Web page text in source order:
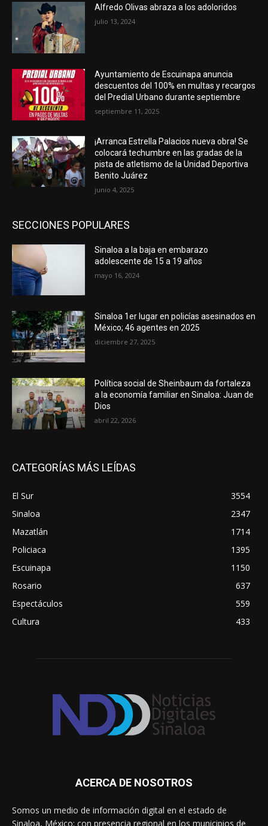
Alfredo Olivas abraza a los adoloridos
julio 13, 2024
Ayuntamiento de Escuinapa anuncia
descuentos del 100% en multas y recargos
del Predial Urbano durante septiembre
septiembre 11, 2025
¡Arranca Estrella Palacios nueva obra! Se
colocará techumbre en las gradas de la
pista de atletismo de la Unidad Deportiva
Benito Juárez
junio 4, 2025
SECCIONES POPULARES
Sinaloa a la baja en embarazo
adolescente de 15 a 19 años
mayo 16, 2024
Sinaloa 1er lugar en policías asesinados en
México; 46 agentes en 2025
diciembre 27, 2025
Política social de Sheinbaum da fortaleza
a la economía familiar en Sinaloa: Juan de
Dios
abril 22, 2026
CATEGORÍAS MÁS LEÍDAS
El Sur
3554
Sinaloa
2347
Mazatlán
1714
Policiaca
1395
Escuinapa
1150
Rosario
637
Espectáculos
559
Cultura
433
ACERCA DE NOSOTROS
Somos un medio de información digital en el estado de
Sinaloa, México; con presencia regional en los municipios de